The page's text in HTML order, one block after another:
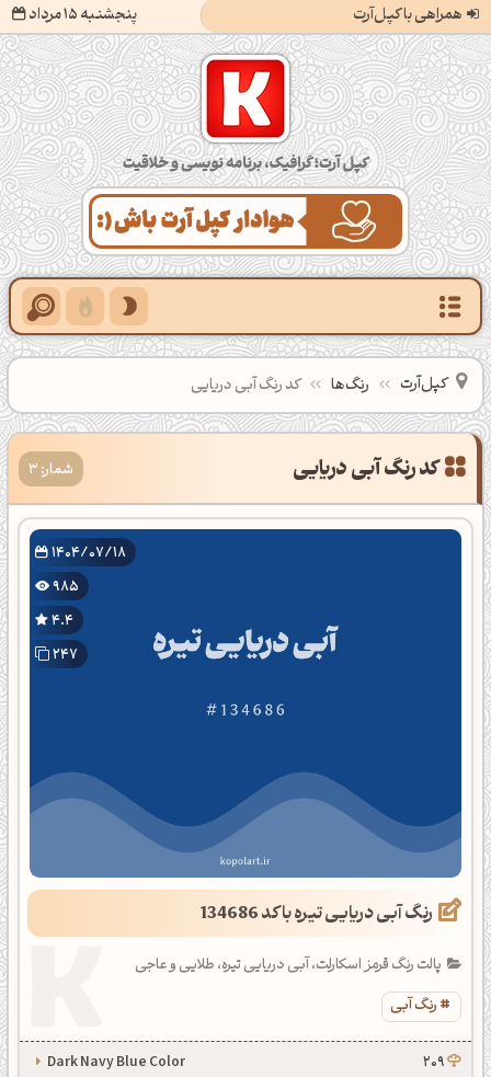
همراهی با کپل‌آرت پنجشنبه 15 مرداد
کپل‌آرت؛ گرافیک، برنامه‌نویسی و خلاقیت
کپل‌آرت رنگ‌ها کد رنگ آبی دریایی
شمار: 3
1404/07/18
985
4.4
247
رنگ آبی دریایی تیره با کد 134686
پالت رنگ قرمز اسکارلت، آبی دریایی تیره، طلایی و عاجی
رنگ آبی
209
Dark Navy Blue Color